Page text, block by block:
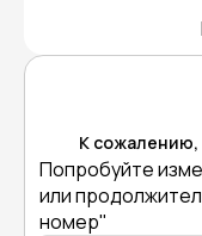
К сожалению,
Попробуйте
или
номер"